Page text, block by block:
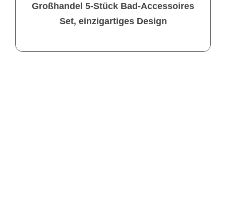
Großhandel 5-Stück Bad-Accessoires
Set, einzigartiges Design